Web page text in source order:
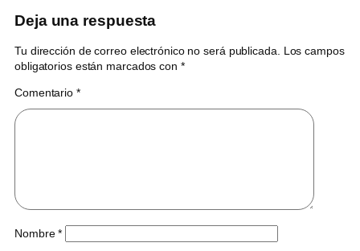
Deja una respuesta
Tu dirección de correo electrónico no será publicada. Los campos
obligatorios están marcados con *
Comentario *
Nombre*